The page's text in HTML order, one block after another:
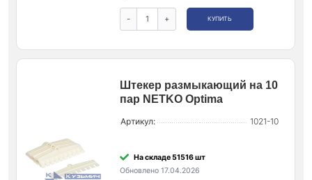
- + КУПИТЬ
Штекер размыкающий на 10
пар NETKO Optima
Артикул: 1021-10
На складе 51516 шт
Обновлено 17.04.2026